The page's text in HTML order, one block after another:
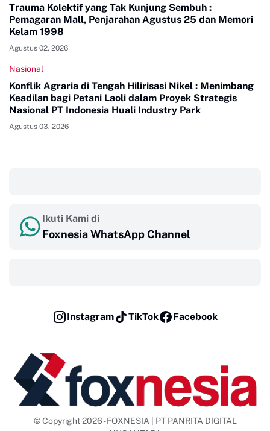
Trauma Kolektif yang Tak Kunjung Sembuh :
Pemagaran Mall, Penjarahan Agustus 25 dan Memori
Kelam 1998
Agustus 02, 2026
Nasional
Konflik Agraria di Tengah Hilirisasi Nikel : Menimbang
Keadilan bagi Petani Laoli dalam Proyek Strategis
Nasional PT Indonesia Huali Industry Park
Agustus 03, 2026
Ikuti Kami di
Foxnesia WhatsApp Channel
Instagram TikTok Facebook
© Copyright 2026 - FOXNESIA | PT PANRITA DIGITAL